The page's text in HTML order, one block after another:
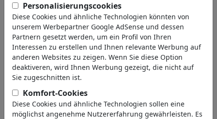
Collections gefunden:
Sarrazin
Bilder gefunden:
Personalisierungscookies
Diese Cookies und ähnliche Technologien könnten von
unserem Werbepartner Google AdSense und dessen
Partnern gesetzt werden, um ein Profil von Ihren
Interessen zu erstellen und Ihnen relevante Werbung auf
anderen Websites zu zeigen. Wenn Sie diese Option
deaktiveren, wird Ihnen Werbung gezeigt, die nicht auf
Sie zugeschnitten ist.
Komfort-Cookies
Diese Cookies und ähnliche Technologien sollen eine
möglichst angenehme Nutzererfahrung gewährleisten. Es